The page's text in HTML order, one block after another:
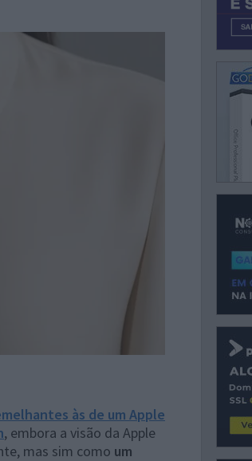
às de um Apple
, embora a visão da Apple
mas sim como um